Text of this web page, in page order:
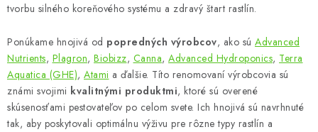
tvorbu silného koreňového systému a zdravý štart rastlín.
Ponúkame hnojivá od popredných výrobcov, ako sú Advanced
Nutrients, Plagron, Biobizz, Canna, Advanced Hydroponics, Terra
Aquatica (GHE), Atami a ďalšie. Títo renomovaní výrobcovia sú
známi svojimi kvalitnými produktmi, ktoré sú overené
skúsenosťami pestovateľov po celom svete. Ich hnojivá sú navrhnuté
tak, aby poskytovali optimálnu výživu pre rôzne typy rastlín a